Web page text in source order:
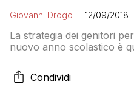
Giovanni Drogo 12/09/2018
La strategia dei genitori
nuovo anno scolastico è
che i loro figli non
scuola. A Settimo
Condividi